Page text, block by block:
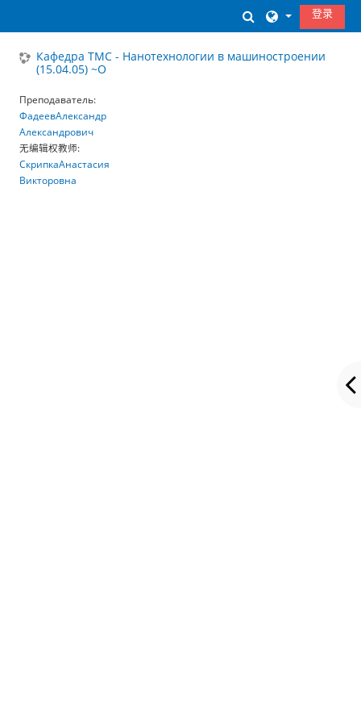
切换搜索输入
登录
Кафедра ТМС - Нанотехнологии в машиностроении
(15.04.05) ~О
Преподаватель:
ФадеевАлександр
Александрович
无编辑权教师:
СкрипкаАнастасия
Викторовна